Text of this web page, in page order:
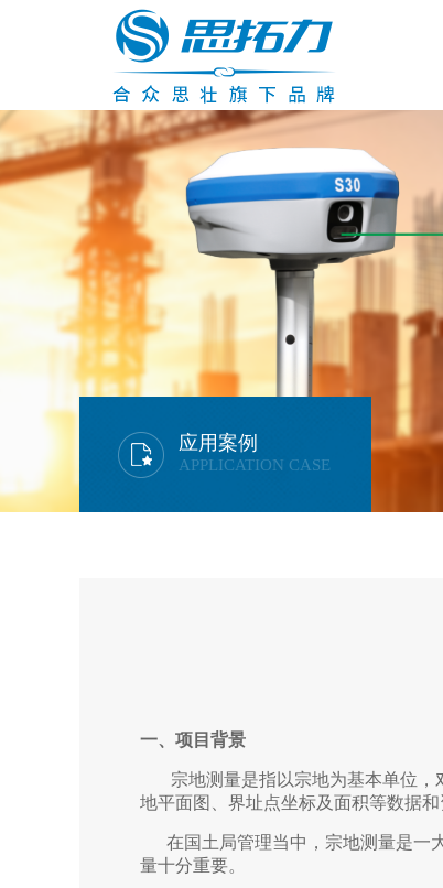
应用案例
APPLICATION CASE
一、项目背景
宗地测量是指以宗地为基本单位，
地平面图、界址点坐标及面积等数据和
在国土局管理当中，宗地测量是一
量十分重要。